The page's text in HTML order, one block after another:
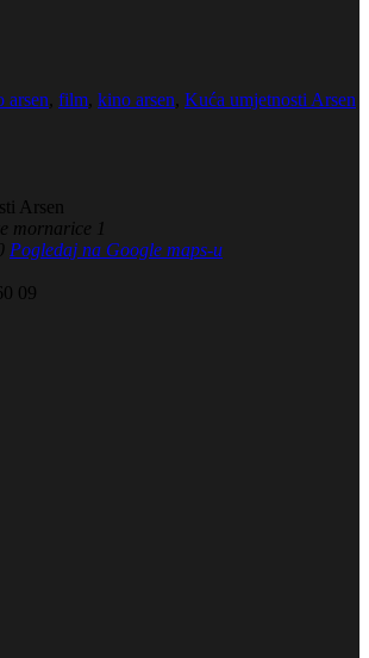
arsen, film, kino arsen, Kuća umjetnosti Arsen
Arsen
mornarice 1
Pogledaj na Google maps-u
09